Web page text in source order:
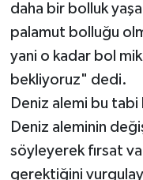
daha bir bolluk
palamut bolluğu
yani o kadar bol
bekliyoruz" dedi.
Deniz alemi bu
Deniz aleminin
söyleyerek fırsat
gerektiğini